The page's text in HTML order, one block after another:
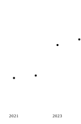
2021 2023